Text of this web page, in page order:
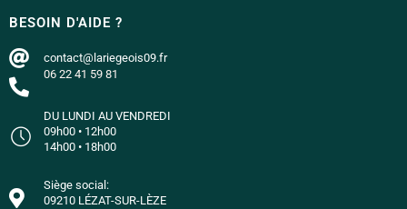
BESOIN D'AIDE ?
contact@lariegeois09.fr
06 22 41 59 81
DU LUNDI AU VENDREDI
09h00 • 12h00
14h00 • 18h00
Siège social:
09210 LÉZAT-SUR-LÈZE